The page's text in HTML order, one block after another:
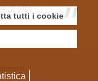
tutti i cookie
di vita.